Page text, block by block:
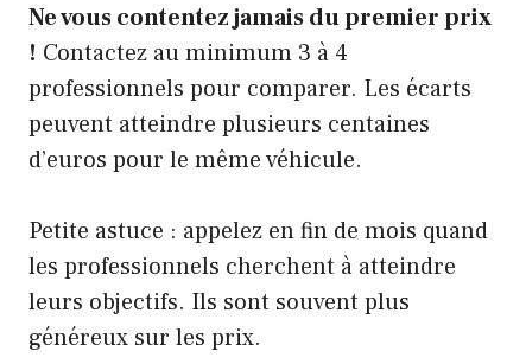
Ne vous contentez jamais du premier prix
! Contactez au minimum 3 à 4
professionnels pour comparer. Les écarts
peuvent atteindre plusieurs centaines
d’euros pour le même véhicule.
Petite astuce : appelez en fin de mois quand
les professionnels cherchent à atteindre
leurs objectifs. Ils sont souvent plus
généreux sur les prix.